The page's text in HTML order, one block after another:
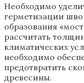
Необходимо
герметизации
образования
рассчитать
климатических
необходимо
предотвратить
древесины.